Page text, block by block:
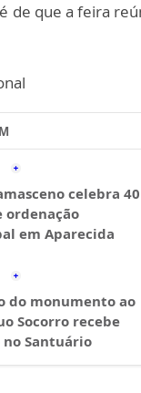
de que a feira
celebra 40
ordenação
em Aparecida
do monumento ao
Socorro recebe
no Santuário